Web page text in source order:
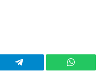
Telegram